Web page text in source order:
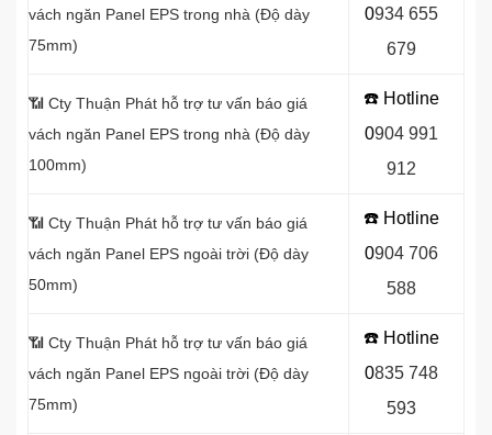
vách ngăn Panel EPS trong nhà (Độ dày
75mm)
0934 655
679
📶 Cty Thuận Phát hỗ trợ tư vấn báo giá
vách ngăn Panel EPS trong nhà (Độ dày
100mm)
☎️ Hotline
0904 991
912
📶 Cty Thuận Phát hỗ trợ tư vấn báo giá
vách ngăn Panel EPS ngoài trời (Độ dày
50mm)
☎️ Hotline
0904 706
588
📶 Cty Thuận Phát hỗ trợ tư vấn báo giá
vách ngăn Panel EPS ngoài trời (Độ dày
75mm)
☎️ Hotline
0835 748
593